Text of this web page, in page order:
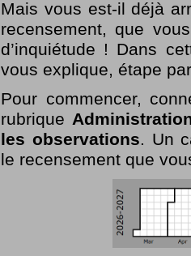
Mais vous est-il déjà
recensement, que
d’inquiétude ! Dans
vous explique, étape
Pour commencer,
rubrique
les observations. Un
le recensement que